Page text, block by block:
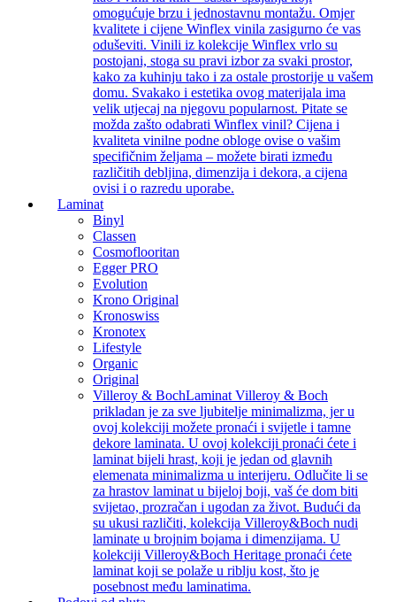
omogućuje brzu i jednostavnu montažu. Omjer
kvalitete i cijene Winflex vinila zasigurno će vas
oduševiti. Vinili iz kolekcije Winflex vrlo su
postojani, stoga su pravi izbor za svaki prostor,
kako za kuhinju tako i za ostale prostorije u vašem
domu. Svakako i estetika ovog materijala ima
velik utjecaj na njegovu popularnost. Pitate se
možda zašto odabrati Winflex vinil? Cijena i
kvaliteta vinilne podne obloge ovise o vašim
specifičnim željama – možete birati između
različitih debljina, dimenzija i dekora, a cijena
ovisi i o razredu uporabe.
Laminat
Binyl
Classen
Cosmoflooritan
Egger PRO
Evolution
Krono Original
Kronoswiss
Kronotex
Lifestyle
Organic
Original
Villeroy & BochLaminat Villeroy & Boch
prikladan je za sve ljubitelje minimalizma, jer u
ovoj kolekciji možete pronaći i svijetle i tamne
dekore laminata. U ovoj kolekciji pronaći ćete i
laminat bijeli hrast, koji je jedan od glavnih
elemenata minimalizma u interijeru. Odlučite li se
za hrastov laminat u bijeloj boji, vaš će dom biti
svijetao, prozračan i ugodan za život. Budući da
su ukusi različiti, kolekcija Villeroy&Boch nudi
laminate u brojnim bojama i dimenzijama. U
kolekciji Villeroy&Boch Heritage pronaći ćete
laminat koji se polaže u riblju kost, što je
posebnost među laminatima.